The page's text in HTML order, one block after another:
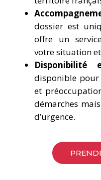
dossier est
offre un
votre situation
Disponibilité
disponible
et
démarches
d’urgence.